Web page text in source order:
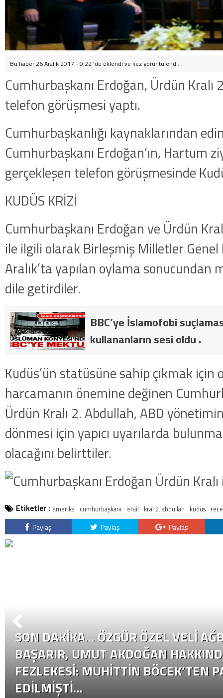
Bu haber 26 Aralık 2017 - 9:22 'de eklendi ve kez görüntülendi.
Cumhurbaşkanı Erdoğan, Ürdün Kralı
telefon görüşmesi yaptı.
Cumhurbaşkanlığı kaynaklarından
Cumhurbaşkanı Erdoğan’ın, Hartum
gerçekleşen telefon görüşmesinde
KUDÜS KRİZİ
Cumhurbaşkanı Erdoğan ve Ürdün
ile ilgili olarak Birleşmiş Milletler Genel
Aralık’ta yapılan oylama
dile getirdiler.
BBC’ye İslamofobi
kullananların sesi oldu .
Kudüs’ün statüsüne sahip çıkmak için
harcamanın önemine değinen
Ürdün Kralı 2. Abdullah, ABD
dönmesi için yapıcı uyarılarda
olacağını belirttiler.
Etiketler : amerika cumhurbaşkanı israil kral 2. abdullah kudüs
Paylaş Paylaş Paylaş
SON DAKİKA… ÖZGÜR ÖZEL VELI
BAŞARIR, UMUT AKDOĞAN
FEZLEKESI: MUHITTIN BÖCEK’TEN
EDILMIŞTI…